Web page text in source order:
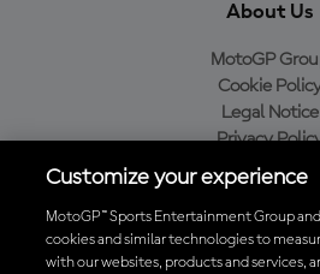
About Us
MotoGP
Cookie
Legal Notice
Privacy
Purchase Policy
Baixe o aplicativo oficial
Customize your experience
MotoGP™ Sports Entertainment Group
cookies and similar technologies to
with our websites, products and services,